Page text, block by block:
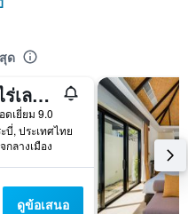
ด
อวตาร ไร่เลย์ รีสอร์ท
ดเยี่ยม 9.0
บี่, ประเทศไทย
กลางเมือง
ดูข้อเสนอ